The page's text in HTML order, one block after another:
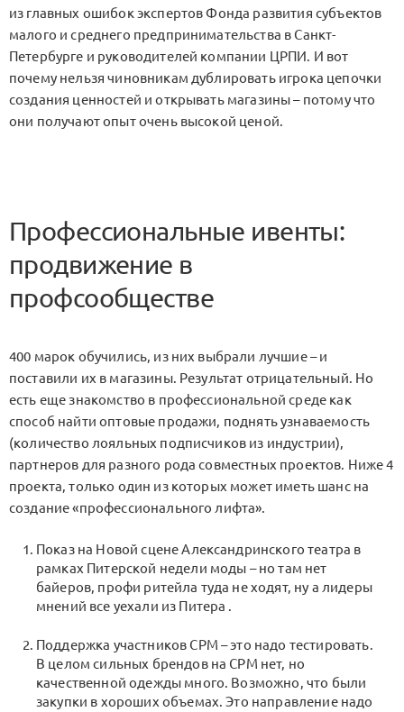
из главных ошибок экспертов Фонда развития субъектов
малого и среднего предпринимательства в Санкт-
Петербурге и руководителей компании ЦРПИ. И вот
почему нельзя чиновникам дублировать игрока цепочки
создания ценностей и открывать магазины – потому что
они получают опыт очень высокой ценой.
Профессиональные ивенты:
продвижение в
профсообществе
400 марок обучились, из них выбрали лучшие – и
поставили их в магазины. Результат отрицательный. Но
есть еще знакомство в профессиональной среде как
способ найти оптовые продажи, поднять узнаваемость
(количество лояльных подписчиков из индустрии),
партнеров для разного рода совместных проектов. Ниже 4
проекта, только один из которых может иметь шанс на
создание «профессионального лифта».
Показ на Новой сцене Александринского театра в
рамках Питерской недели моды – но там нет
байеров, профи ритейла туда не ходят, ну а лидеры
мнений все уехали из Питера .
Поддержка участников CPM – это надо тестировать.
В целом сильных брендов на CPM нет, но
качественной одежды много. Возможно, что были
закупки в хороших объемах. Это направление надо